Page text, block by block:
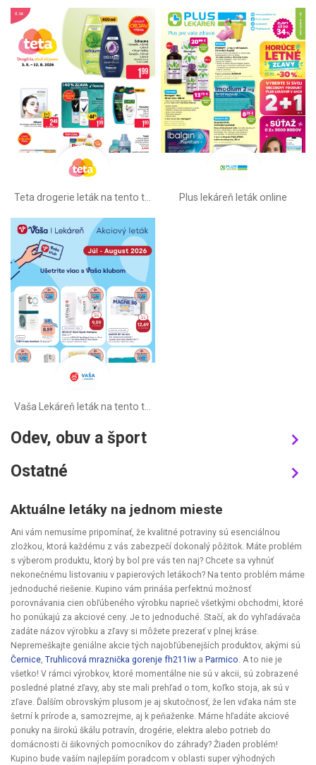
Plus lekáreň leták online
Odev, obuv a šport
Ostatné
Aktuálne letáky na jednom mieste
Ani vám nemusíme pripomínať, že kvalitné potraviny sú esenciálnou
zložkou, ktorá každému z vás zabezpečí dokonalý pôžitok. Máte problém
s výberom produktu, ktorý by bol pre vás ten naj? Chcete sa vyhnúť
nekonečnému listovaniu v papierových letákoch? Na tento problém máme
jednoduché riešenie. Kupino vám prináša perfektnú možnosť
porovnávania cien obľúbeného výrobku naprieč všetkými obchodmi, ktoré
ho ponúkajú za akciové ceny. Je to jednoduché. Stačí, ak do vyhľadávača
zadáte názov výrobku a zľavy si môžete prezerať v plnej kráse.
Nepremeškajte geniálne akcie tých najobľúbenejších produktov, akými sú
Černice, Truhlicová mraznička gorenje fh211iw a Parmico. A to nie je
všetko! V rámci výrobkov, ktoré momentálne nie sú v akcii, sú zobrazené
posledné platné zľavy, aby ste mali prehľad o tom, koľko stoja, ak sú v
zľave. Ďalším obrovským plusom je aj skutočnosť, že len vďaka nám ste
šetrní k prírode a, samozrejme, aj k peňaženke. Márne hľadáte akciové
ponuky na širokú škálu potravín, drogérie, elektra alebo potrieb do
domácnosti či šikovných pomocníkov do záhrady? Žiaden problém!
Kupino bude vaším najlepším poradcom v oblasti super výhodných